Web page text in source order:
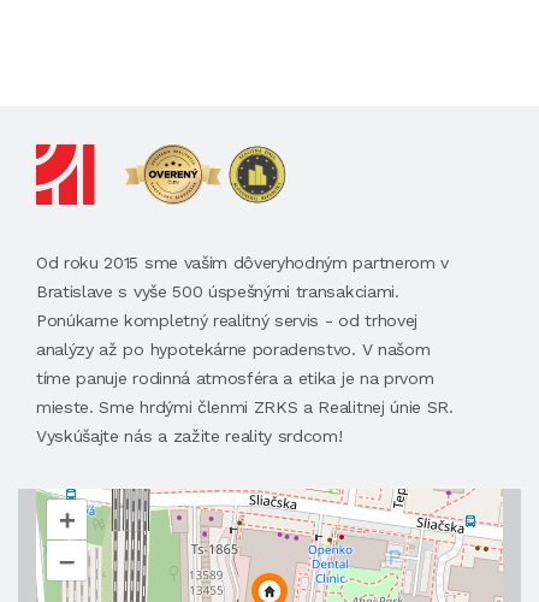
Od roku 2015 sme vašim dôveryhodným partnerom v
Bratislave s vyše 500 úspešnými transakciami.
Ponúkame kompletný realitný servis - od trhovej
analýzy až po hypotekárne poradenstvo. V našom
tíme panuje rodinná atmosféra a etika je na prvom
mieste. Sme hrdými členmi ZRKS a Realitnej únie SR.
Vyskúšajte nás a zažite reality srdcom!
+
–